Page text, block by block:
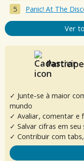
Panic! At The
Ver
Participe
✓ Junte-se à maior
mundo
✓ Avaliar, comentar e
✓ Salvar cifras em
✓ Contribuir com